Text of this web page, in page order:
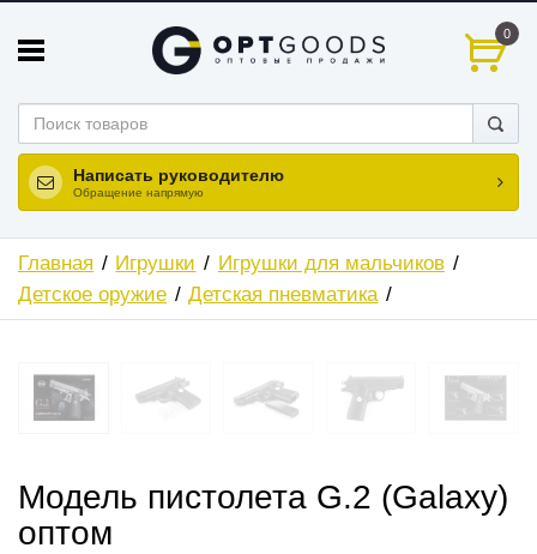
0
Написать руководителю
Обращение напрямую
Главная Игрушки
Игрушки для мальчиков
Детское оружие
Детская пневматика
ХИТ
Модель пистолета G.2 (Galaxy)
оптом